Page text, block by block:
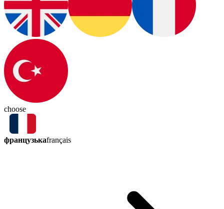
choose
французькаfrançais